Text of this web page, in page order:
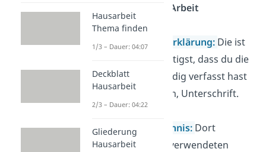
5 %–10 % der Arbeit
Eidesstattliche Erklärung: Die ist
! Du bestätigst, dass du die
Arbeit selbstständig verfasst hast
— mit Ort, Datum, Unterschrift.
Literaturverzeichnis: Dort
sortierst du alle verwendeten
Hausarbeit
Thema finden
1/3 – Dauer: 04:07
Deckblatt
Hausarbeit
2/3 – Dauer: 04:22
Gliederung
Hausarbeit